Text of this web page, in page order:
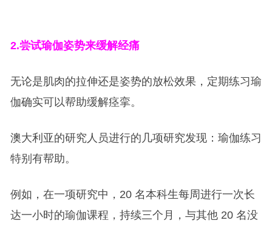
2.尝试瑜伽姿势来缓解经痛
无论是肌肉的拉伸还是姿势的放松效果，定期练习瑜
伽确实可以帮助缓解痉挛。
澳大利亚的研究人员进行的几项研究发现：瑜伽练习
特别有帮助。
例如，在一项研究中，20 名本科生每周进行一次长
达一小时的瑜伽课程，持续三个月，与其他 20 名没